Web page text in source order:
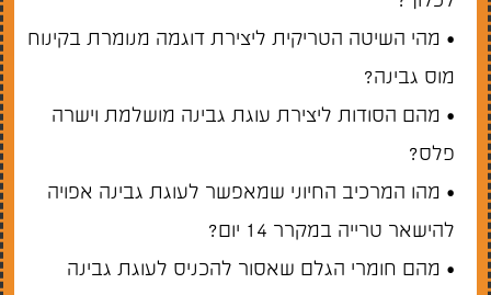
• מהי השיטה הטריקית ליצירת דוגמה מנומרת בקינוח
מוס גבינה?
• מהם הסודות ליצירת עוגת גבינה מושלמת וישרה
פלס?
• מהו המרכיב החיוני שמאפשר לעוגת גבינה אפויה
להישאר טרייה במקרר 14 יום?
• מהם חומרי הגלם שאסור להכניס לעוגת גבינה